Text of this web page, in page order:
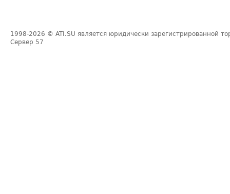
1998-2026 © ATI.SU является юридически зарегистрированной
Сервер 57